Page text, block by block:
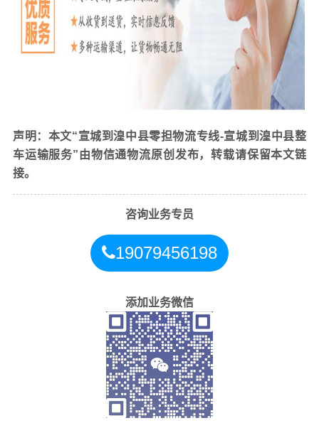
达货情况，对需要中转货物进行及时中转。不需要中转货
物及时派送，如果不能及时派送会及时和收货方和发货方
进行沟通。
7、送货之前公司客服会先和收货方联系，沟通送货时间和
到达后是否有人卸货或者是否有卸货的工具等，甚至是路
馈给发货方。
物流公司为什么要选物信通物流
1、专业性：我公司专注于 宣城到湟中县
业的物流管理和运输经验，能够提供高效、安全、可靠的
声明：本文“宣城到湟中县零担物流专线-宣城到湟中县整
车运输服务”由物信通物流原创发布，转载请保留本文链
接。
咨询业务专员
19079456198
添加业务微信